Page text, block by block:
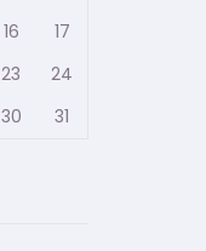
16
17
23
24
30 31